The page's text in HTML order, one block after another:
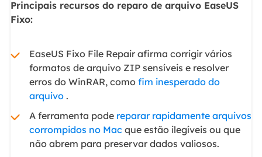
Principais recursos do reparo de arquivo EaseUS
Fixo:
EaseUS Fixo File Repair afirma corrigir vários
formatos de arquivo ZIP sensíveis e resolver
erros do WinRAR, como fim inesperado do
arquivo.
A ferramenta pode reparar rapidamente arquivos
corrompidos no Mac que estão ilegíveis ou que
não abrem para preservar dados valiosos.